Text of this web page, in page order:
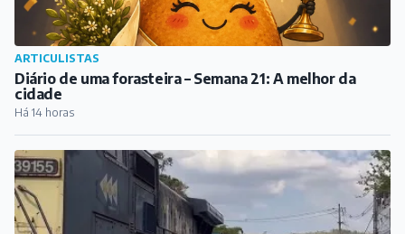
ARTICULISTAS
Diário de uma forasteira – Semana 21: A melhor da
cidade
Há 14 horas